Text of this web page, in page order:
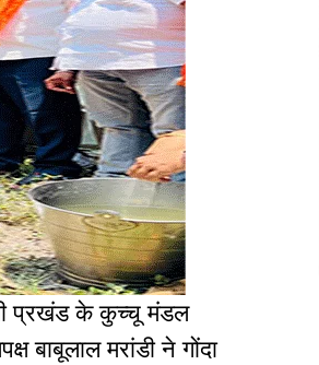
प्रखंड के कुच्चू मंडल
बाबूलाल मरांडी ने गोंदा